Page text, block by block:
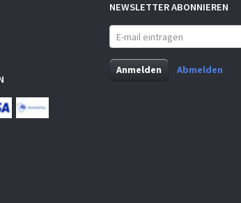
NEWSLETTER ABONNIEREN
mail
eintragen
Anmelden
Abmelden